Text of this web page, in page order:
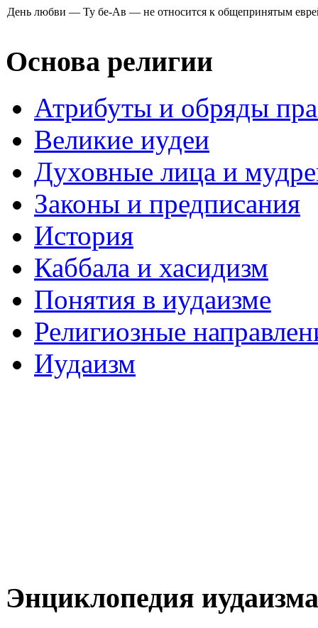
День любви — Ту бе-Ав — не относится к общепринятым
Основа религии
Атрибуты и обряды
Великие иудеи
Духовные лица и
Законы и предписания
История
Каббала и хасидизм
Понятия в иудаизме
Религиозные
Иудаизм
Энциклопедия иудаизма